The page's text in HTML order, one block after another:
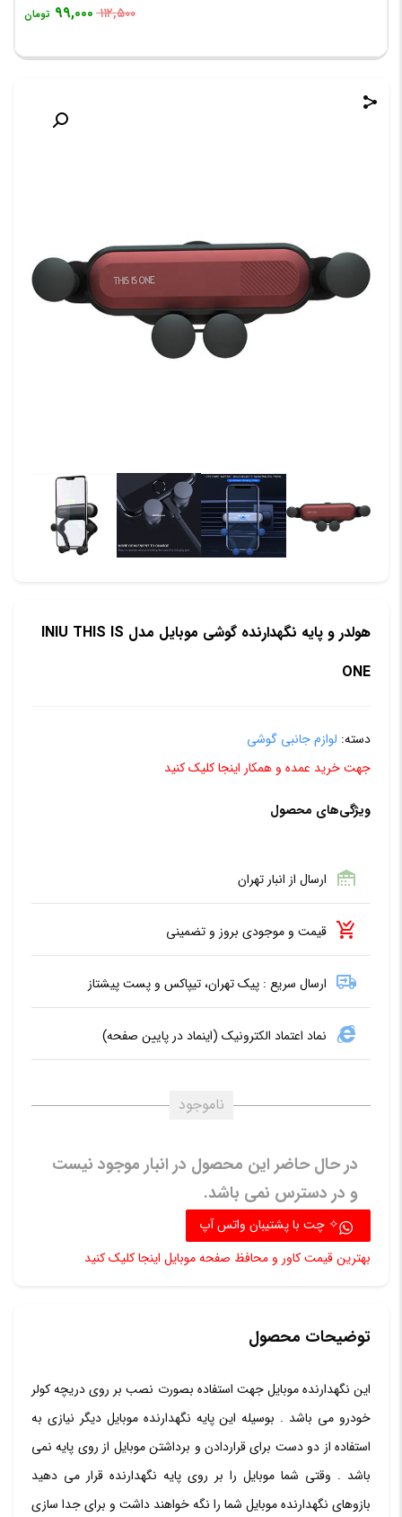
۱۱۲,۵۰۰ ۹۹,۰۰۰ تومان
هولدر و پایه نگهدارنده گوشی موبایل مدل INIU THIS IS
ONE
دسته: لوازم جانبی گوشی
جهت خرید عمده و همکار اینجا کلیک کنید
ویژگی‌های محصول
ارسال از انبار تهران
قیمت و موجودی بروز و تضمینی
ارسال سریع : پیک تهران، تیپاکس و پست پیشتاز
نماد اعتماد الکترونیک (اینماد در پایین صفحه)
ناموجود
در حال حاضر این محصول در انبار موجود نیست
و در دسترس نمی باشد.
✧ چت با پشتیبان واتس آپ
بهترین قیمت کاور و محافظ صفحه موبایل اینجا کلیک کنید
توضیحات محصول
این نگهدارنده موبایل جهت استفاده بصورت نصب بر روی دریچه کولر
خودرو می باشد . بوسیله این پایه نگهدارنده موبایل دیگر نیازی به
استفاده از دو دست برای قراردادن و برداشتن موبایل از روی پایه نمی
باشد . وقتی شما موبایل را بر روی پایه نگهدارنده قرار می دهید
بازوهای نگهدارنده موبایل شما را نگه خواهند داشت و برای جدا سازی